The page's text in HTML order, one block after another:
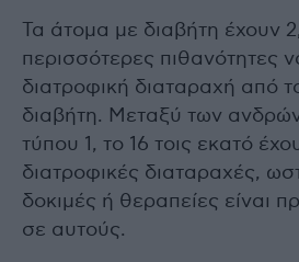
Τα άτομα με διαβήτη έχουν
περισσότερες πιθανότητες
διατροφική διαταραχή από
διαβήτη. Μεταξύ των
τύπου 1, το 16 τοις εκατό
διατροφικές διαταραχές,
δοκιμές ή θεραπείες είναι
σε αυτούς.